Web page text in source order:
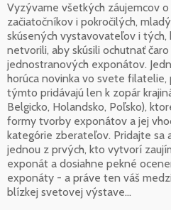
Vyzývame všetkých záujemcov
začiatočníkov i pokročilých,
skúsených vystavovateľov i
netvorili, aby skúsili ochutnať
jednostranových exponátov.
horúca novinka vo svete filatelie,
týmto pridávajú len k zopár
Belgicko, Holandsko, Poľsko),
formy tvorby exponátov a jej
kategórie zberateľov. Pridajte
jednou z prvých, kto vytvorí
exponát a dosiahne pekné
exponáty - a práve ten váš
blízkej svetovej výstave...